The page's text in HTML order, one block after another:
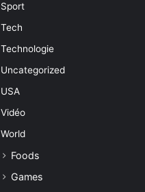
Sport
Tech
Technologie
Uncategorized
USA
Vidéo
World
Foods
Games